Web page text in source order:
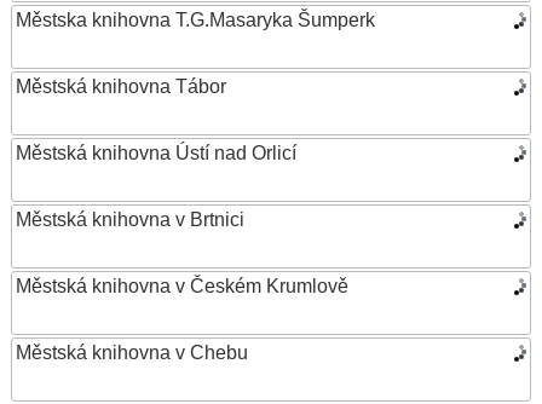
Městska knihovna T.G.Masaryka Šumperk
Městská knihovna Tábor
Městská knihovna Ústí nad Orlicí
Městská knihovna v Brtnici
Městská knihovna v Českém Krumlově
Městská knihovna v Chebu